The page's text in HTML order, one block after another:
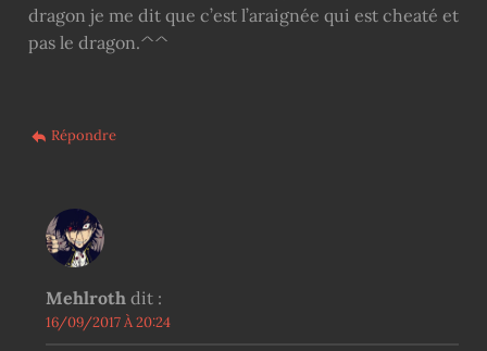
dragon je me dit que c’est l’araignée qui est cheaté et
pas le dragon.^^
Répondre
Mehlroth dit :
16/09/2017 À 20:24